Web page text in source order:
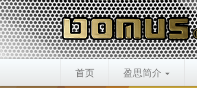
首页 盈思简介